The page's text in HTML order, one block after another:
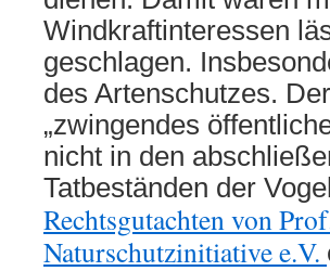
Windkraftinteressen
geschlagen.
des Artenschutzes.
„zwingendes
nicht in den
Tatbeständen der
Rechtsgutachten von
Naturschutzinitiative e.V.